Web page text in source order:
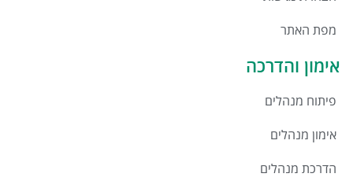
מפת האתר
אימון והדרכה
פיתוח מנהלים
אימון מנהלים
הדרכת מנהלים